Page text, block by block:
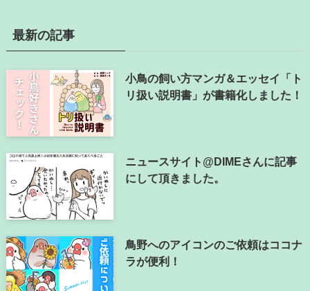
最新の記事
小鳥の飼い方マンガ＆エッセイ「ト
リ扱い説明書」が書籍化しました！
ニュースサイト@DIMEさんに記事
にして頂きました。
鳥野へのアイコンのご依頼はココナ
ラが便利！